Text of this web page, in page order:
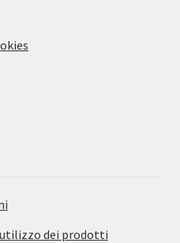
dei prodotti